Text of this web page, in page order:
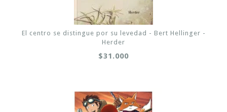
El centro se distingue por su levedad - Bert Hellinger -
Herder
$31.000